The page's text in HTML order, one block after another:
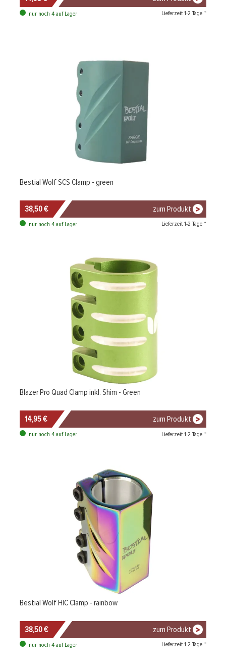
nur noch 4 auf Lager Lieferzeit 1-2 Tage *
Bestial Wolf SCS Clamp - green
38,50 € zum Produkt
nur noch 4 auf Lager Lieferzeit 1-2 Tage *
Blazer Pro Quad Clamp inkl. Shim - Green
14,95 € zum Produkt
nur noch 4 auf Lager Lieferzeit 1-2 Tage *
Bestial Wolf HIC Clamp - rainbow
38,50 € zum Produkt
nur noch 4 auf Lager Lieferzeit 1-2 Tage *